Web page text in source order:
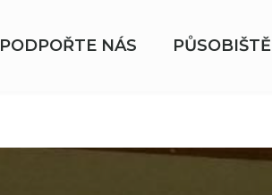
PODPOŘTE NÁS PŮSOBIŠTĚ